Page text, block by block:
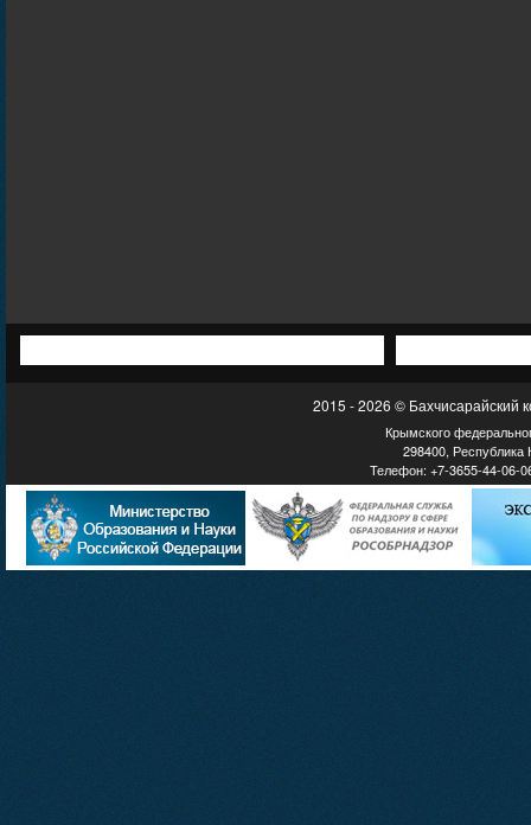
2015 - 2026 © Бахчисарайский
Крымского
298400, Республика
Телефон: +7-3655-44-06-